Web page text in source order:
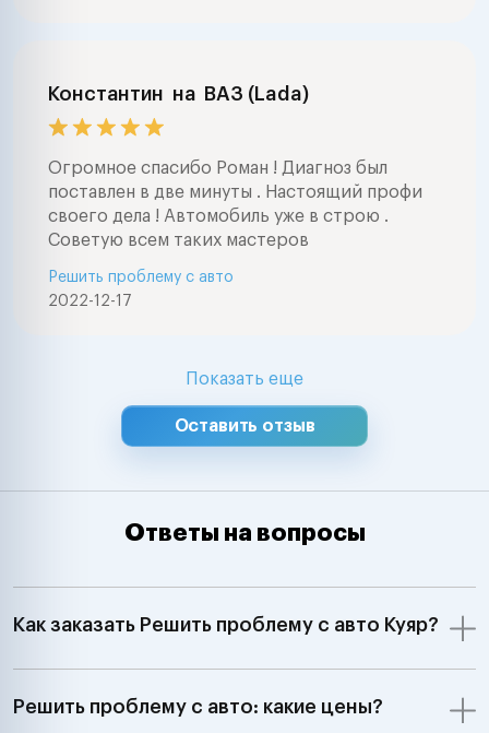
Константин на ВАЗ (Lada)
Огромное спасибо Роман ! Диагноз был
поставлен в две минуты . Настоящий профи
своего дела ! Автомобиль уже в строю .
Советую всем таких мастеров
2022-12-17
Решить проблему с авто
Показать еще
Оставить отзыв
Ответы на вопросы
Как заказать Решить проблему с авто Куяр?
Решить проблему с авто: какие цены?